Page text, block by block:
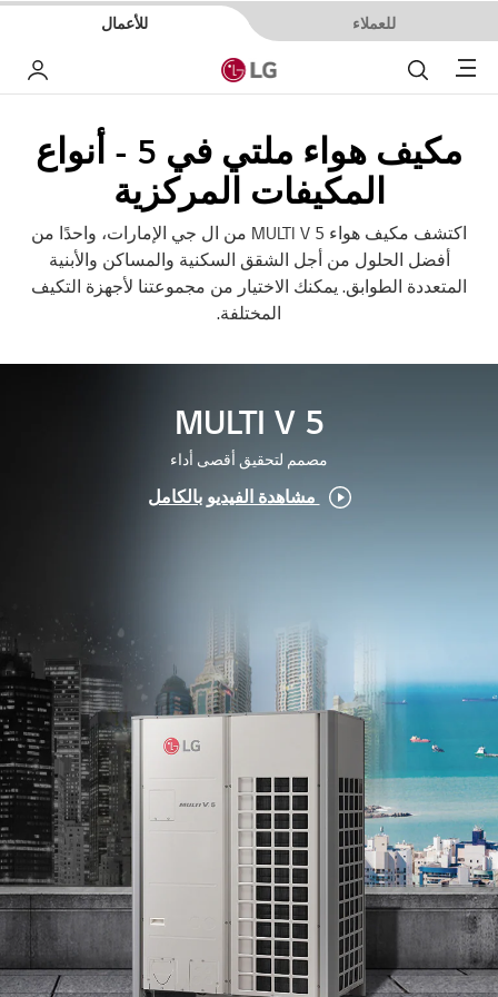
للعملاء للأعمال
Menu
مكيف هواء ملتي في 5 - أنواع
المكيفات المركزية
اكتشف مكيف هواء MULTI V 5 من ال جي الإمارات، واحدًا من
أفضل الحلول من أجل الشقق السكنية والمساكن والأبنية
المتعددة الطوابق. يمكنك الاختيار من مجموعتنا لأجهزة التكيف
المختلفة.
MULTI V 5
مصمم لتحقيق أقصى أداء
مشاهدة الفيديو بالكامل